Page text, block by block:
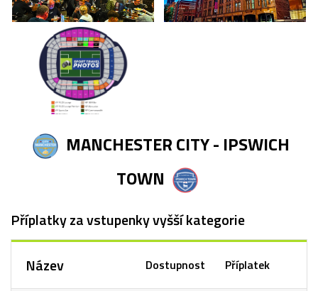
MANCHESTER CITY - IPSWICH
TOWN
Příplatky za vstupenky vyšší kategorie
Název Dostupnost Příplatek